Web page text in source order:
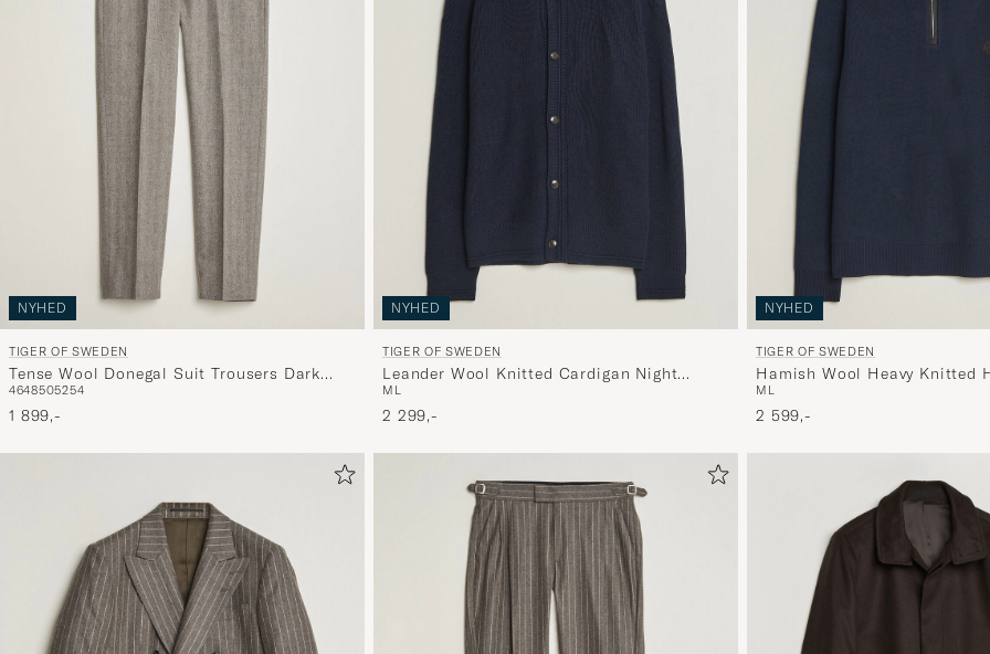
NYHED
TIGER OF SWEDEN
Tense Wool Donegal Suit Trousers Dark
Stone
4648505254
1 899,-
NYHED
TIGER OF SWEDEN
Leander Wool Knitted Cardigan Night
Grape
M L
2 299,-
NYHED
TIGER OF SWEDEN
Hamish Wool Heavy Knitted
Grape
M L
2 599,-